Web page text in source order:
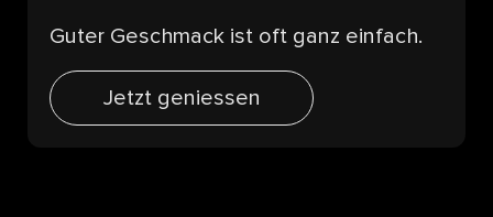
Guter Geschmack ist oft ganz einfach.
Jetzt geniessen